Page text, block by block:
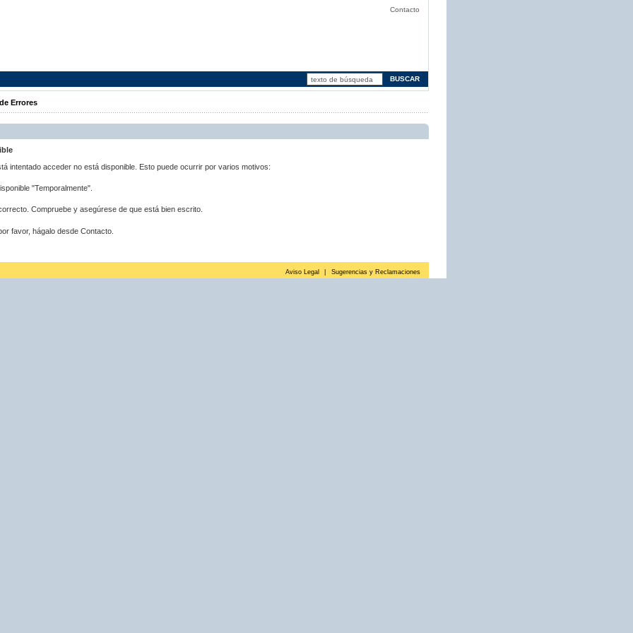
Contacto
Errores
intentado acceder no está disponible. Esto puede ocurrir por varios motivos:
"Temporalmente".
Compruebe y asegúrese de que está bien escrito.
favor, hágalo desde Contacto.
Aviso Legal Sugerencias y Reclamaciones